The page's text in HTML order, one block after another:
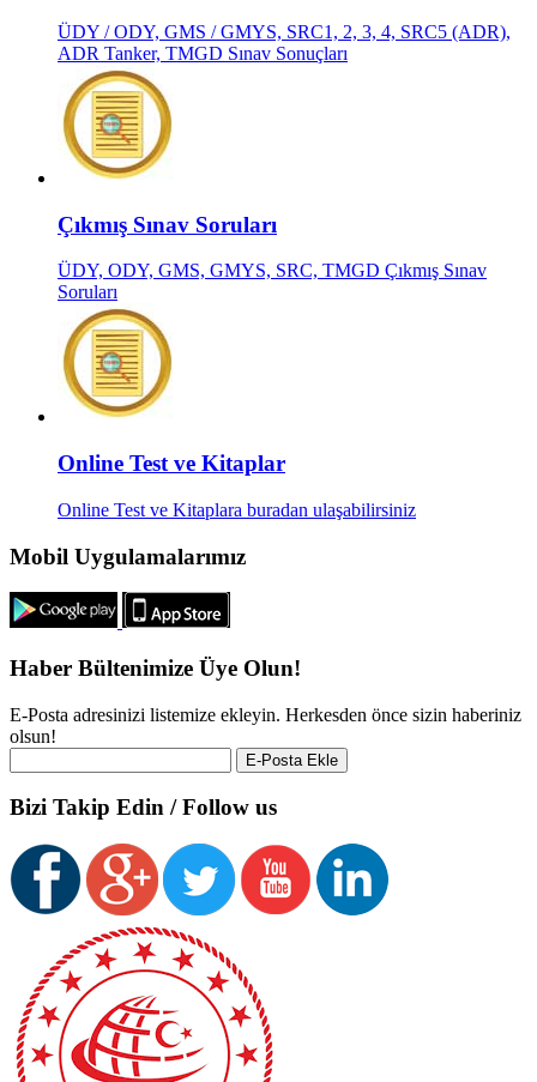
ÜDY / ODY, GMS / GMYS, SRC1, 2, 3, 4, SRC5 (ADR),
ADR Tanker, TMGD Sınav Sonuçları
Çıkmış Sınav Soruları
ÜDY, ODY, GMS, GMYS, SRC, TMGD Çıkmış Sınav
Soruları
Online Test ve Kitaplar
Online Test ve Kitaplara buradan ulaşabilirsiniz
Mobil Uygulamalarımız
Haber Bültenimize Üye Olun!
E-Posta adresinizi listemize ekleyin. Herkesden önce sizin haberiniz
olsun!
Bizi Takip Edin / Follow us